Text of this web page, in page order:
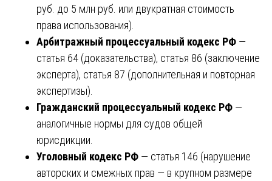
руб. до 5 млн руб. или двукратная стоимость
права использования).
Арбитражный процессуальный кодекс РФ —
статья 64 (доказательства), статья 86 (заключение
эксперта), статья 87 (дополнительная и повторная
экспертизы).
Гражданский процессуальный кодекс РФ —
аналогичные нормы для судов общей
юрисдикции.
Уголовный кодекс РФ — статья 146 (нарушение
авторских и смежных прав — в крупном размере